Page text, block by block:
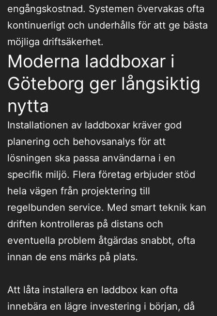
engångskostnad. Systemen övervakas ofta
kontinuerligt och underhålls för att ge bästa
möjliga driftsäkerhet.
Moderna laddboxar i
Göteborg ger långsiktig
nytta
Installationen av laddboxar kräver god
planering och behovsanalys för att
lösningen ska passa användarna i en
specifik miljö. Flera företag erbjuder stöd
hela vägen från projektering till
regelbunden service. Med smart teknik kan
driften kontrolleras på distans och
eventuella problem åtgärdas snabbt, ofta
innan de ens märks på plats.
Att låta installera en laddbox kan ofta
innebära en lägre investering i början, då